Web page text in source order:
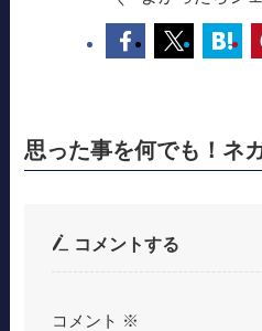
思った事を何でも！ネ
コメントする
コメント ※